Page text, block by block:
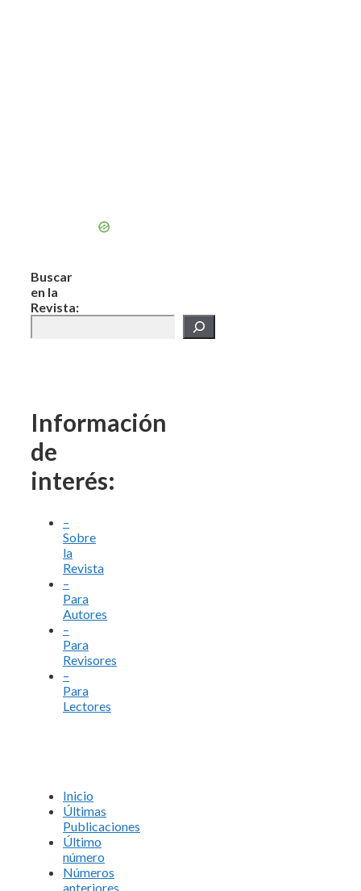
Buscar
en la
Revista:
Información
de
interés:
–
Sobre
la
Revista
–
Para
Autores
–
Para
Revisores
–
Para
Lectores
Inicio
Últimas
Publicaciones
Último
número
Números
anteriores